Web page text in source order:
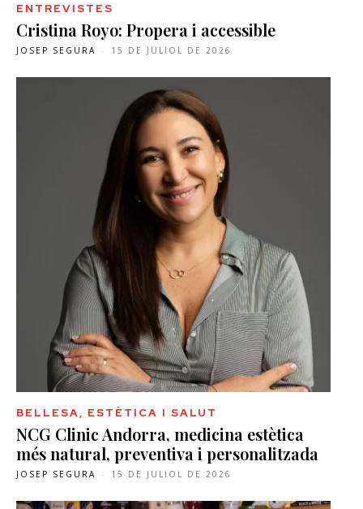
ENTREVISTES
Cristina Royo: Propera i accessible
JOSEP SEGURA - 15 DE JULIOL DE 2026
BELLESA, ESTÈTICA I SALUT
NCG Clinic Andorra, medicina estètica
més natural, preventiva i personalitzada
JOSEP SEGURA - 15 DE JULIOL DE 2026